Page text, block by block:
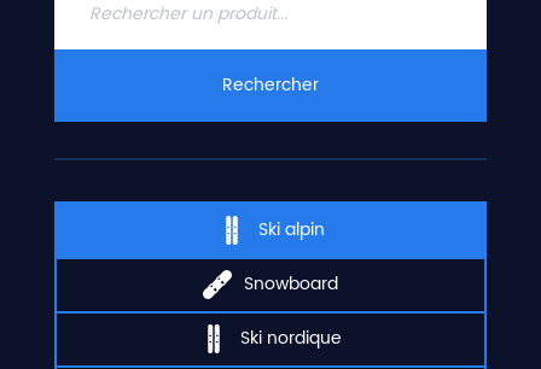
CONTACT
Rechercher
Ski alpin
Snowboard
Ski nordique